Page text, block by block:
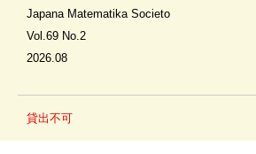
Japana Matematika Societo
Vol.69 No.2
2026.08
貸出不可